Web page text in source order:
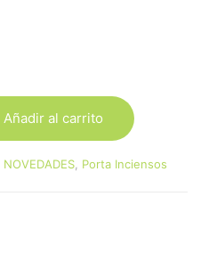
Añadir al carrito
NOVEDADES Porta Inciensos